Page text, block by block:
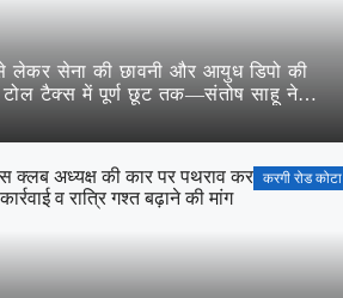
लेकर सेना की छावनी और आयुध डिपो की
टोल टैक्स में पूर्ण छूट तक—संतोष साहू ने
साहू के समक्ष उठाई सैनिक हितों की
करगी रोड कोटा